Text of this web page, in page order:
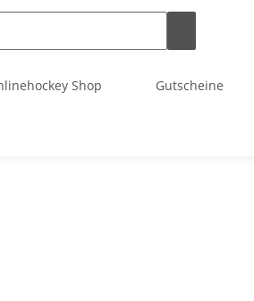
Shop Gutscheine